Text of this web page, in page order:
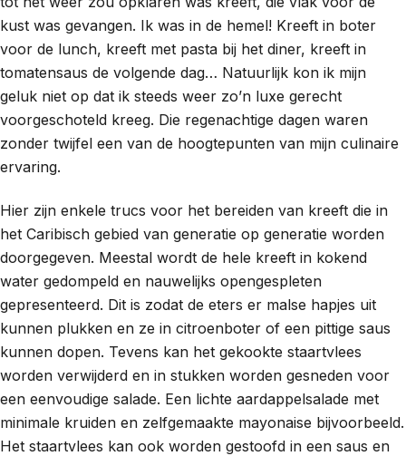
kust was gevangen. Ik was in de hemel! Kreeft in boter
voor de lunch, kreeft met pasta bij het diner, kreeft in
tomatensaus de volgende dag… Natuurlijk kon ik mijn
geluk niet op dat ik steeds weer zo’n luxe gerecht
voorgeschoteld kreeg. Die regenachtige dagen waren
zonder twijfel een van de hoogtepunten van mijn culinaire
ervaring.
Hier zijn enkele trucs voor het bereiden van kreeft die in
het Caribisch gebied van generatie op generatie worden
doorgegeven. Meestal wordt de hele kreeft in kokend
water gedompeld en nauwelijks opengespleten
gepresenteerd. Dit is zodat de eters er malse hapjes uit
kunnen plukken en ze in citroenboter of een pittige saus
kunnen dopen. Tevens kan het gekookte staartvlees
worden verwijderd en in stukken worden gesneden voor
een eenvoudige salade. Een lichte aardappelsalade met
minimale kruiden en zelfgemaakte mayonaise bijvoorbeeld.
Het staartvlees kan ook worden gestoofd in een saus en